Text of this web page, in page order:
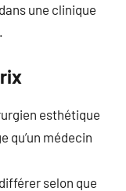
une clinique
esthétique
qu’un médecin
selon que